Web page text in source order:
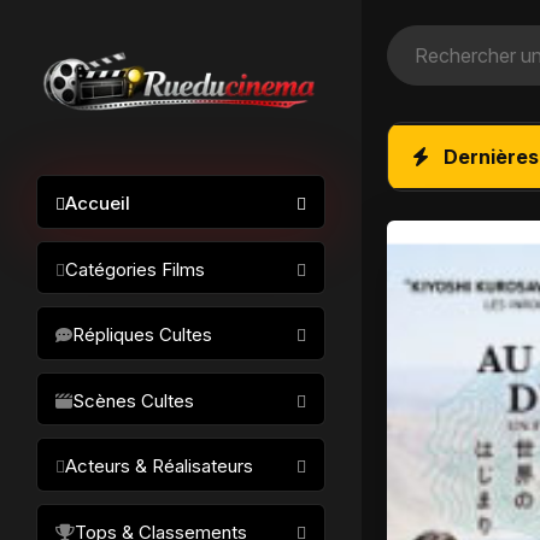
Accueil
Catégories Films
Science-fiction
Drame / Thriller
Comédie/humour
Horreur
Fantastique
Répliques Cultes
Scènes Cultes
Acteurs & Réalisateurs
Tops & Classements